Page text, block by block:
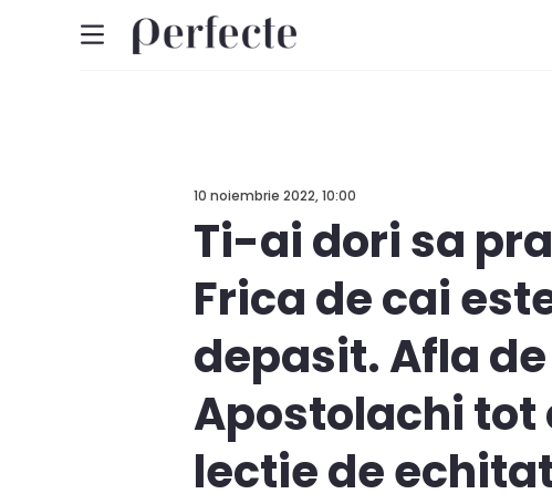
10 noiembrie 2022, 10:00
Ti-ai dori sa
Frica de cai
depasit. Afla
Apostolachi tot
lectie de